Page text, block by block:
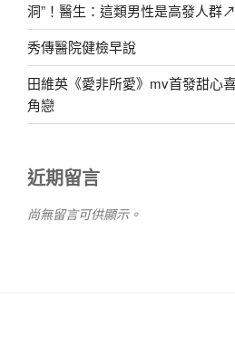
洞”！醫生：這類男性是高發人群↗
秀傳醫院健檢早說
田維英《愛非所愛》mv首發甜心
角戀
近期留言
尚無留言可供顯示。